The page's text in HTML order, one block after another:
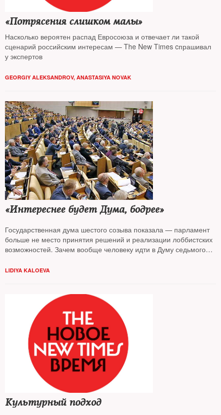
«Потрясения слишком малы»
Насколько вероятен распад Евросоюза и отвечает ли такой
сценарий российским интересам — The New Times cпрашивал
у экспертов
GEORGIY ALEKSANDROV, ANASTASIYA NOVAK
«Интереснее будет Дума, бодрее»
Государственная дума шестого созыва показала — парламент
больше не место принятия решений и реализации лоббистских
возможностей. Зачем вообще человеку идти в Думу седьмого
мотивы здесь можно выделить, особенно у потенциальных
официального старта кампании
LIDIYA KALOEVA
Культурный подход